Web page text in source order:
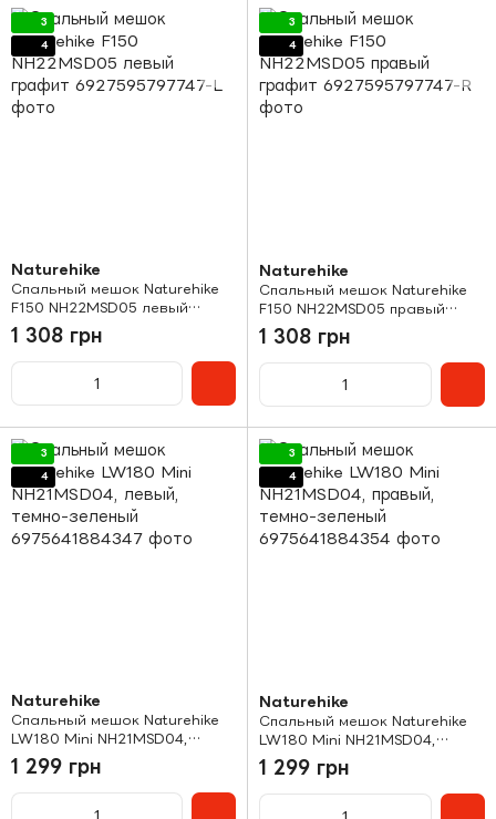
3
4
Naturehike
Спальный мешок Naturehike
F150 NH22MSD05 левый
графит
1 308 грн
3
4
Naturehike
Спальный мешок Naturehike
F150 NH22MSD05 правый
графит
1 308 грн
3
4
Naturehike
Спальный мешок Naturehike
LW180 Mini NH21MSD04,
левый, темно-зеленый
1 299 грн
3
4
Naturehike
Спальный мешок Naturehike
LW180 Mini NH21MSD04,
правый, темно-зеленый
1 299 грн